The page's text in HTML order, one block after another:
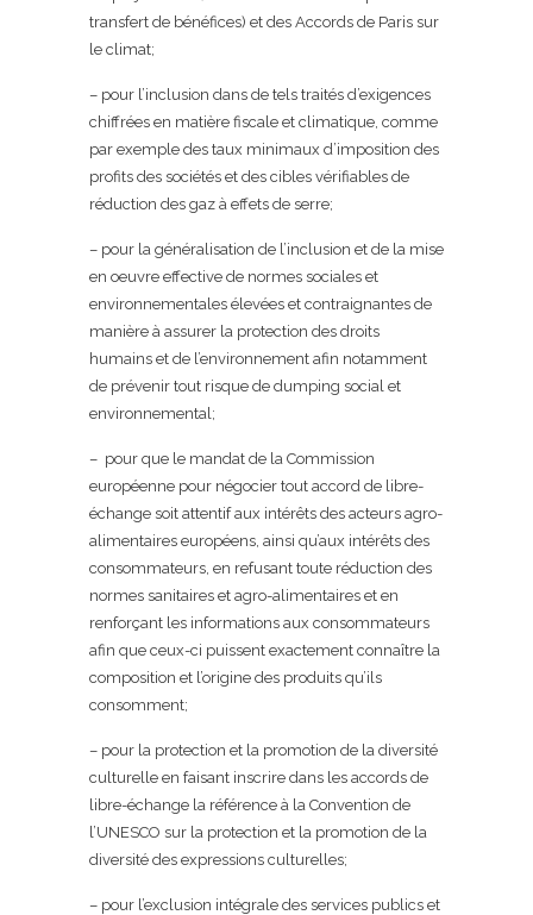
transfert de bénéfices) et des Accords de Paris sur
le climat;
– pour l’inclusion dans de tels traités d’exigences
chiffrées en matière fiscale et climatique, comme
par exemple des taux minimaux d’imposition des
profits des sociétés et des cibles vérifiables de
réduction des gaz à effets de serre;
– pour la généralisation de l’inclusion et de la mise
en oeuvre effective de normes sociales et
environnementales élevées et contraignantes de
manière à assurer la protection des droits
humains et de l’environnement afin notamment
de prévenir tout risque de dumping social et
environnemental;
– pour que le mandat de la Commission
européenne pour négocier tout accord de libre-
échange soit attentif aux intérêts des acteurs agro-
alimentaires européens, ainsi qu’aux intérêts des
consommateurs, en refusant toute réduction des
normes sanitaires et agro-alimentaires et en
renforçant les informations aux consommateurs
afin que ceux-ci puissent exactement connaître la
composition et l’origine des produits qu’ils
consomment;
– pour la protection et la promotion de la diversité
culturelle en faisant inscrire dans les accords de
libre-échange la référence à la Convention de
l’UNESCO sur la protection et la promotion de la
diversité des expressions culturelles;
– pour l’exclusion intégrale des services publics et